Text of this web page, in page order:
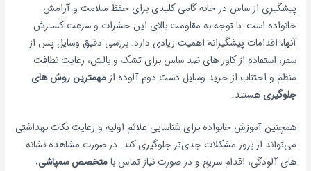
پیشگیری از ساس در خانه گامی کلیدی برای حفظ سلامت و آرامش
خانواده است. با توجه به مقاومت بالای این حشرات و سرعت گسترش
آنها، اقدامات پیشگیرانه اهمیت زیادی دارد. بررسی دقیق وسایل پس از
سفر، استفاده از کاور های ضد ساس برای تشک و بالش، رعایت نظافت
منظم و اجتناب از خرید وسایل دست دوم آلوده ازمهمترین روش های
جلوگیریهستند.
همچنین آموزش خانواده برای شناسایی علائم اولیه و رعایت نکات بهداشتی
می‌تواند از بروز مشکلات جدی‌تر جلوگیری کند. در صورت مشاهده نشانه
های آلودگی، اقدام سریع و در صورت نیاز تماس بامتخصص سمپاشی،